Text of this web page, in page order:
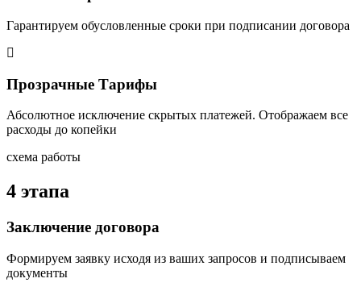
Гарантируем обусловленные сроки при подписании договора
Прозрачные Тарифы
Абсолютное исключение скрытых платежей. Отображаем все
расходы до копейки
схема работы
4 этапа
Заключение договора
Формируем заявку исходя из ваших запросов и подписываем
документы